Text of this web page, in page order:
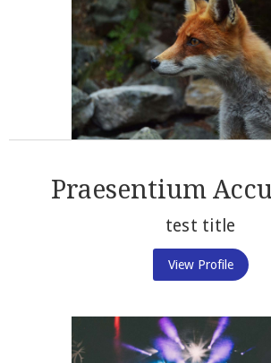
Praesentium
test title
View Profile